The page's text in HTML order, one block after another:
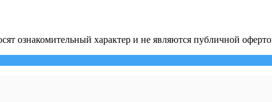
ознакомительный характер и не являются публичной